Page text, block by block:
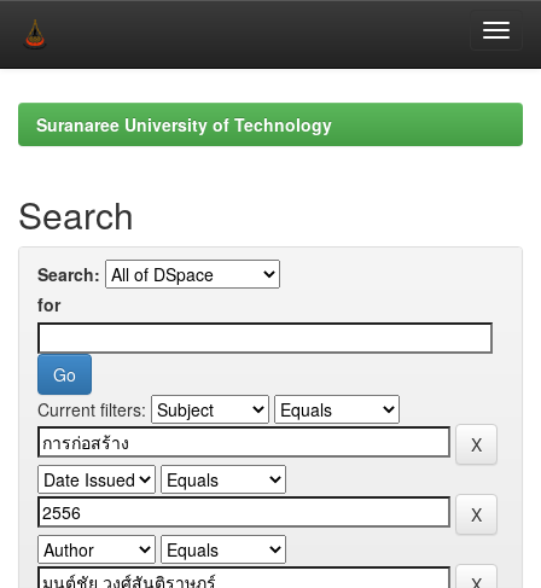
navigationSuranaree University of Technology
Search
Search:
for
Current filters: